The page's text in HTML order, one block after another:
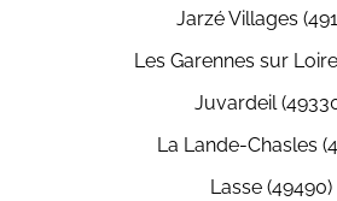
Jarzé Villages
Les Garennes sur
Juvardeil
La Lande-Chasles
Lasse (49490)